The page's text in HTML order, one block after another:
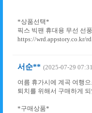
*상품선택*
픽스 빅팬 휴대용 무선 선
https://wrd.appstory.co.kr/
서순** (2025-07-29
여름 휴가시에 계곡 여행
퇴치를 위해서 구매하게
*구매상품*